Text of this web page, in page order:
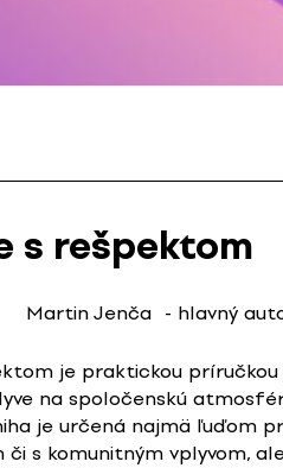
s rešpektom
Martin Jenča - hlavný
je praktickou
na spoločenskú
je určená najmä ľuďom
s komunitným vplyvom,